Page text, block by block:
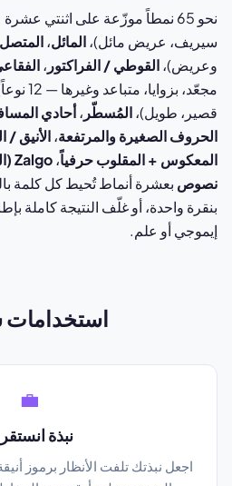
نحو 65 نمطاً موزّعة على اثنتي عشرة عائلة:
سيريف، عريض مائل)،المائل،
وعريض)،القوطي / الفراكتور ،
مجعّد، بزوايا، متباعد وغيرها — 12 نوعاً)،
قصير، طويل)،المُسطّر ،أحادي
الحروف الصغيرة والمرتفعة،الأنيق /
المعكوس + المقلوب حرفياً،Zalgo (المشوّش)
نصوص بعشرة أنماط تُحيط كل كلمة
بنقرة واحدة، أو غلّف النتيجة كاملة
إيموجي أو علم.
استخدامات
💼
نبذة
اجعل نبذتك تلفت الأنظار برموز